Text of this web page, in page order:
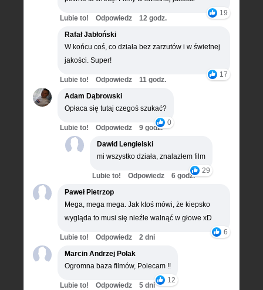
19
Lubie to! Odpowiedz
12 godz.
Rafał Jabłoński
W końcu coś, co działa bez zarzutów i w świetnej
jakości. Super!
17
Lubie to! Odpowiedz
11 godz.
Adam Dąbrowski
Opłaca się tutaj czegoś szukać?
0
Lubie to! Odpowiedz
9 godz.
Dawid Lengielski
mi wszystko działa, znalazłem film
29
Lubie to! Odpowiedz
6 godz.
Paweł Pietrzop
Mega, mega mega. Jak ktoś mówi, że kiepsko
wygląda to musi się nieźle walnąć w głowe xD
6
Lubie to! Odpowiedz
2 dni
Marcin Andrzej Polak
Ogromna baza filmów, Polecam !!
12
Lubie to! Odpowiedz
5 dni